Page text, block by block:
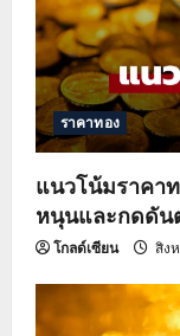
ราคาทอง
แนวโน้มราคาท
หนุนและกดดัน
โกลด์เซียน สิง